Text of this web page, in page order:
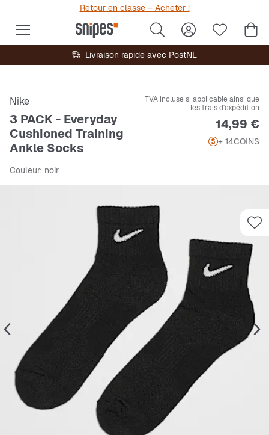
Retour en classe – Acheter !
Livraison rapide avec PostNL
Nike
3 PACK - Everyday
Cushioned Training
Ankle Socks
TVA incluse si applicable ainsi que
les frais d'expédition
Prix
14,99 €
+ 14COINS
Couleur: noir